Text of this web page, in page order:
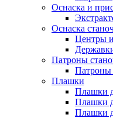
Оснаска и
Оснаска
Центры
Патроны
Патроны
Плашки
Плашки
Плашки
Плашки